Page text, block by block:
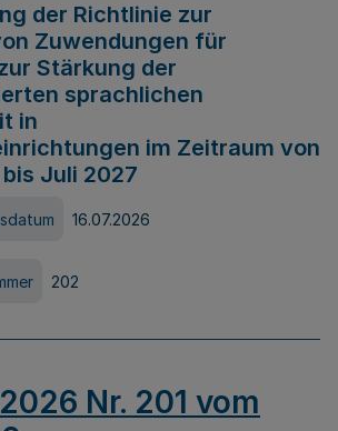
der Richtlinie zur
Zuwendungen für
Stärkung der
sprachlichen
in
im Zeitraum von
Juli 2027
16.07.2026
202
Nr. 201 vom